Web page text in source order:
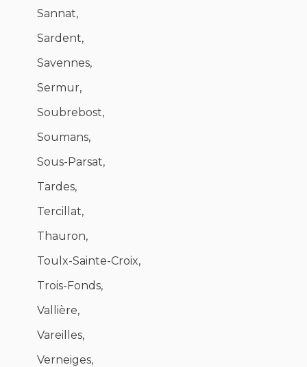
Sannat,
Sardent,
Savennes,
Sermur,
Soubrebost,
Soumans,
Sous-Parsat,
Tardes,
Tercillat,
Thauron,
Toulx-Sainte-Croix,
Trois-Fonds,
Vallière,
Vareilles,
Verneiges,